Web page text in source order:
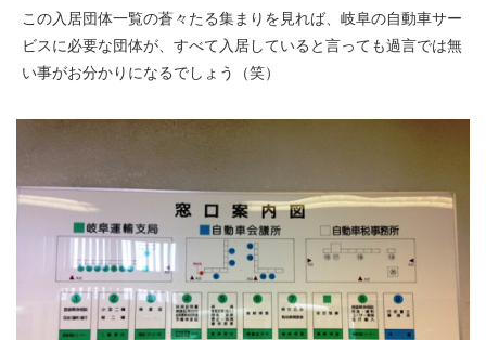
この入居団体一覧の蒼々たる集まりを見れば、岐阜の自動車サー
ビスに必要な団体が、すべて入居していると言っても過言では無
い事がお分かりになるでしょう（笑）